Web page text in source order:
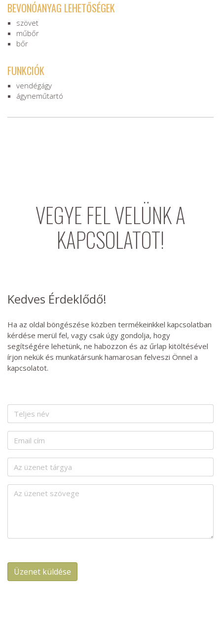
BEVONÓANYAG LEHETŐSÉGEK
szövet
műbőr
bőr
FUNKCIÓK
vendégágy
ágyneműtartó
VEGYE FEL VELÜNK A
KAPCSOLATOT!
Kedves Érdeklődő!
Ha az oldal böngészése közben termékeinkkel kapcsolatban
kérdése merül fel, vagy csak úgy gondolja, hogy
segítségére lehetünk, ne habozzon és az űrlap kitöltésével
írjon nekük és munkatársunk hamarosan felveszi Önnel a
kapcsolatot.